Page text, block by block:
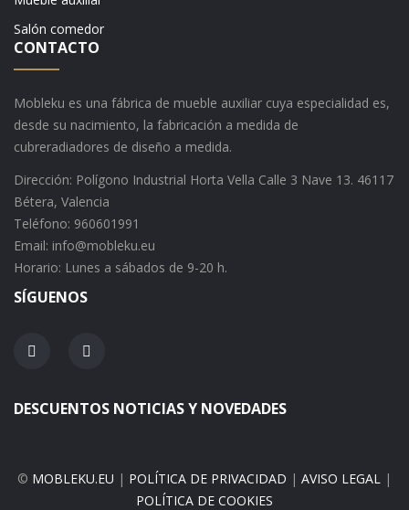
Salón comedor
CONTACTO
Mobleku es una fábrica de mueble auxiliar cuya especialidad es,
desde su nacimiento, la fabricación a medida de
cubreradiadores de diseño a medida.
Dirección: Polígono Industrial Horta Vella Calle 3 Nave 13. 46117
Bétera, Valencia
Teléfono: 960601991
Email: info@mobleku.eu
Horario: Lunes a sábados de 9-20 h.
SÍGUENOS
DESCUENTOS NOTICIAS Y NOVEDADES
© MOBLEKU.EU | POLÍTICA DE PRIVACIDAD | AVISO LEGAL
|
POLÍTICA DE COOKIES